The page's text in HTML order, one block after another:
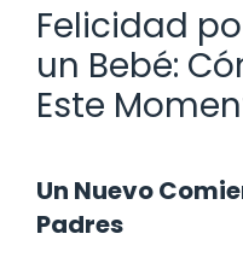
Felicidad
un Bebé:
Este
Un Nuevo
Padres